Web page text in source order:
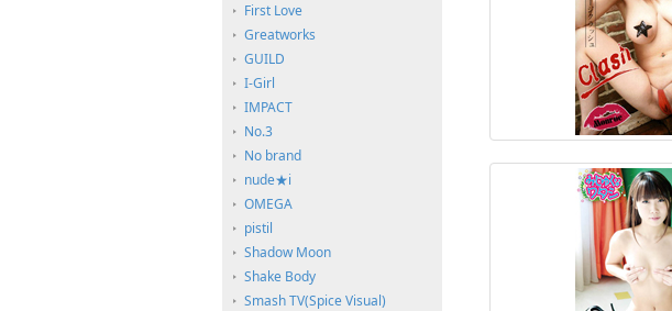
First Love
Greatworks
GUILD
I-Girl
IMPACT
No.3
No brand
nude★i
OMEGA
pistil
Shadow Moon
Shake Body
Smash TV(Spice Visual)